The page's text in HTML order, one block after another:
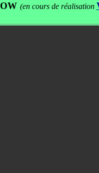
(en cours de réalisation